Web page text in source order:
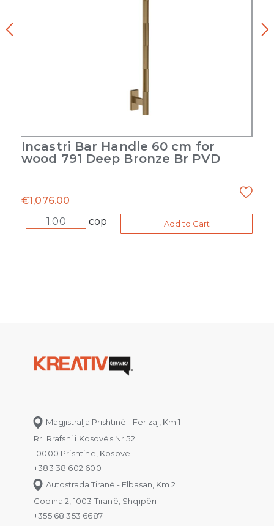
Incastri Bar Handle 60 cm for
wood 791 Deep Bronze Br PVD
€1,076.00
cop
Add to Cart
Magjistralja Prishtinë - Ferizaj, Km 1
Rr. Rrafshi i Kosovës Nr.52
10000 Prishtinë, Kosovë
+383 38 602 600
Autostrada Tiranë - Elbasan, Km 2
Godina 2, 1003 Tiranë, Shqipëri
+355 68 353 6687